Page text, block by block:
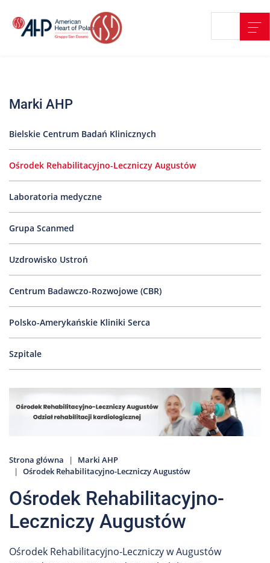
treści
Strefa
Edukacja
Pacjenta
Marki
o
Kariera
Galeria
801
302
Marki AHP
Polsko-Amerykańskie Kliniki Serca
Centrum Badawczo-Rozwojowe (CBR)
Uzdrowisko Ustroń
Szpitale
Laboratoria medyczne
Bielskie Centrum Badań Klinicznych
Grupa Scanmed
Ośrodek Rehabilitacyjno-Leczniczy Augustów
Strona główna
Marki AHP
Ośrodek Rehabilitacyjno-Leczniczy Augustów
Ośrodek Rehabilitacyjno-
Leczniczy Augustów
Ośrodek Rehabilitacyjno-Leczniczy w Augustów